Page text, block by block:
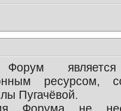
является
ресурсом,
Пугачёвой.